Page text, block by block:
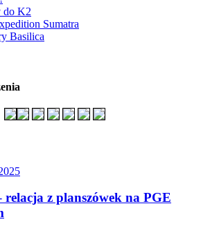
do K2
Sumatra
Basilica
z planszówek na PGE